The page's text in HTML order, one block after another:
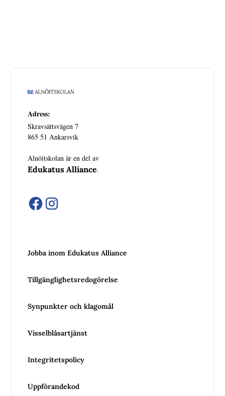
Adress:
Skravsättsvägen 7
865 51 Ankarsvik
Alnöitskolan är en del av
Edukatus Alliance.
Jobba inom Edukatus Alliance
Tillgänglighetsredogörelse
Synpunkter och klagomål
Visselblåsartjänst
Integritetspolicy
Uppförandekod